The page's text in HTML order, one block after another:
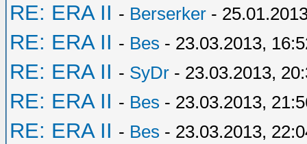
RE: ERA II - Berserker -
RE: ERA II - Bes - 23.03.2013,
RE: ERA II - SyDr - 23.03.2013,
RE: ERA II - Bes - 23.03.2013,
RE: ERA II - Bes - 23.03.2013,